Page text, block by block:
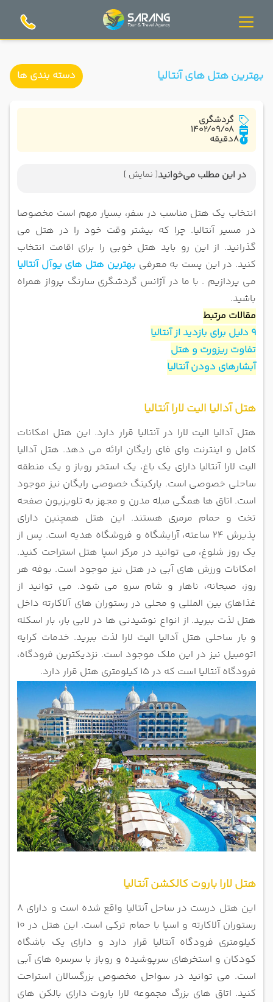
بهترین هتل های آنتالیا دسته بندی ها
گردشگری
1402/09/08
8دقیقه
در این مطلب می‌خوانید[ نمایش ]
هتل لارا باروت کالکشن آنتالیا
هتل لیماک لارا دلوکس آنتالیا
هتل شروود اکسکلوسیو ریزورت لارا آنتالیا
هتل کنکورد دلوکس ریزورت آنتالیا
هتل رامادا پلازا آنتالیا
انتخاب یک هتل مناسب در سفر، بسیار مهم است مخصوصا
در مسیر آنتالیا. چرا که بیشتر وقت خود را در هتل می
گذرانید. از این رو باید هتل خوبی را برای اقامت انتخاب
کنید. در این پست به معرفی بهترین هتل های یوآل آنتالیا
می پردازیم . با ما در آژانس گردشگری سارنگ پرواز همراه
باشید.
مقالات مرتبط
9 دلیل برای بازدید از آنتالیا
تفاوت ریزورت و هتل
آبشارهای دودن آنتالیا
هتل آدالیا الیت لارا آنتالیا
هتل آدالیا الیت لارا در آنتالیا قرار دارد. این هتل امکانات
کامل و اینترنت وای فای رایگان ارائه می دهد. هتل آدالیا
الیت لارا آنتالیا دارای یک باغ، یک استخر روباز و یک منطقه
ساحلی خصوصی است. پارکینگ خصوصی رایگان نیز موجود
است. اتاق ها همگی مبله مدرن و مجهز به تلویزیون صفحه
تخت و حمام مرمری هستند. این هتل همچنین دارای
پذیرش 24 ساعته، آرایشگاه و فروشگاه هدیه است. پس از
یک روز شلوغ، می توانید در مرکز اسپا هتل استراحت کنید.
امکانات ورزش های آبی در هتل نیز موجود است. بوفه هر
روز، صبحانه، ناهار و شام سرو می شود. می توانید از
غذاهای بین المللی و محلی در رستوران های آلاکارته داخل
هتل لذت ببرید. از انواع نوشیدنی ها در لابی بار، بار اسکله
و بار ساحلی هتل آدالیا الیت لارا لذت ببرید. خدمات کرایه
اتومبیل نیز در این ملک موجود است. نزدیکترین فرودگاه،
فرودگاه آنتالیا است که در 15
کیلومتری هتل قرار دارد.
هتل لارا باروت کالکشن آنتالیا
این هتل درست در ساحل آنتالیا واقع شده است و دارای 8
رستوران آلاکارته و اسپا با حمام ترکی است. این هتل در 10
کیلومتری فرودگاهآنتالیا قرار دارد و دارای یک باشگاه
کودکان و استخرهای سرپوشیده و روباز با سرسره های آبی
است. می توانید در سواحل مخصوص بزرگسالان استراحت
کنید. اتاق های بزرگ مجموعه لارا باروت دارای بالکن های